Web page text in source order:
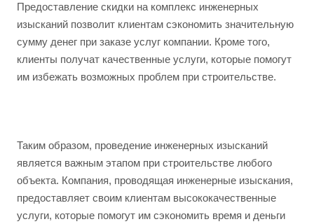
Предоставление скидки на комплекс инженерных
изысканий позволит клиентам сэкономить значительную
сумму денег при заказе услуг компании. Кроме того,
клиенты получат качественные услуги, которые помогут
им избежать возможных проблем при строительстве.
Таким образом, проведение инженерных изысканий
является важным этапом при строительстве любого
объекта. Компания, проводящая инженерные изыскания,
предоставляет своим клиентам высококачественные
услуги, которые помогут им сэкономить время и деньги